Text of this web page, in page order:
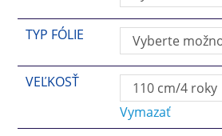
TYP FÓLIE Vyberte
VEĽKOSŤ
110 cm/4 roky
Vymazať